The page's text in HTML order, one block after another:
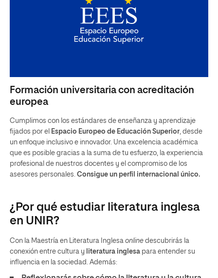
Formación universitaria con acreditación
europea
Cumplimos con los estándares de enseñanza y aprendizaje
fijados por el Espacio Europeo de Educación Superior, desde
un enfoque inclusivo e innovador. Una excelencia académica
que es posible gracias a la suma de tu esfuerzo, la experiencia
profesional de nuestros docentes y el compromiso de los
asesores personales. Consigue un perfil internacional único.
¿Por qué estudiar literatura inglesa
en UNIR?
Con la Maestría en Literatura Inglesa online descubrirás la
conexión entre cultura y
literatura inglesa para entender su
influencia en la sociedad. Además: